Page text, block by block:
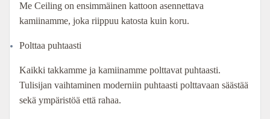
Me Ceiling on ensimmäinen kattoon asennettava
kamiinamme, joka riippuu katosta kuin koru.
Polttaa puhtaasti
Kaikki takkamme ja kamiinamme polttavat puhtaasti.
Tulisijan vaihtaminen moderniin puhtaasti polttavaan säästää
sekä ympäristöä että rahaa.